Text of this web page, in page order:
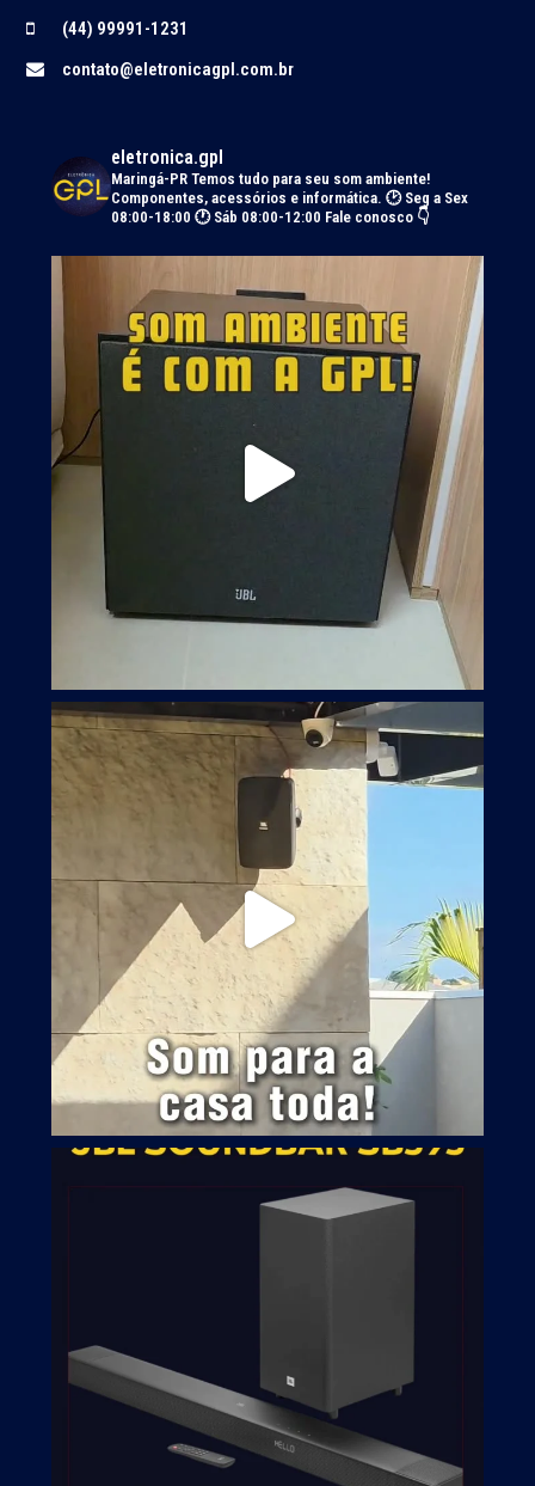
(44) 99991-1231
contato@eletronicagpl.com.br
eletronica.gpl
Maringá-PRTemos tudo para seu som ambiente!
Componentes, acessórios e informática. 🕑 Seg a Sex
08:00-18:00 🕐 Sáb 08:00-12:00 Fale conosco 👇